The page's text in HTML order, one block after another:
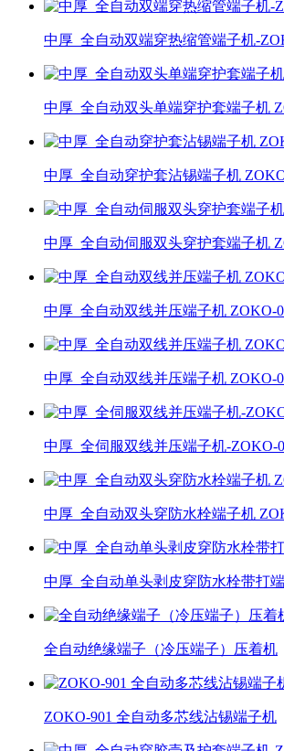
中厚_全自动双端穿热缩管端子机-
中厚_全自动双头单端穿护套端子机
中厚_全自动穿护套沾锡端子机
中厚_全自动伺服双头穿护套端子机
中厚_全自动双线并压端子机 ZOKO-
中厚_全自动双线并压端子机 ZOKO-
中厚_全伺服双线并压端子机-ZOKO-
中厚_全自动双头穿防水栓端子机
中厚_全自动单头剥皮穿防水栓带打
全自动绝缘端子（冷压端子）压着机
ZOKO-901 全自动多芯线沾锡端子机